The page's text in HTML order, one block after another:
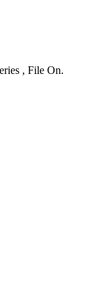
, File On.